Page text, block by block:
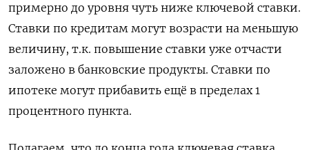
примерно до уровня чуть ниже ключевой ставки.
Ставки по кредитам могут возрасти на меньшую
величину, т.к. повышение ставки уже отчасти
заложено в банковские продукты. Ставки по
ипотеке могут прибавить ещё в пределах 1
процентного пункта.